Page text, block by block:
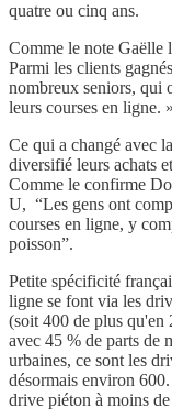
quatre ou cinq ans.
Comme le note Gaëlle
Parmi les clients
nombreux seniors, qui
leurs courses en ligne. »
Ce qui a changé avec
diversifié leurs achats
Comme le confirme
U, “Les gens ont
courses en ligne, y
poisson”.
Petite spécificité
ligne se font via les
(soit 400 de plus qu'en
avec 45 % de parts de
urbaines, ce sont les
désormais environ
drive piéton à moins